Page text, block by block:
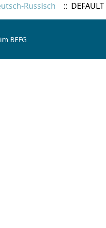
Russisch :: DEFAULT
BEFG